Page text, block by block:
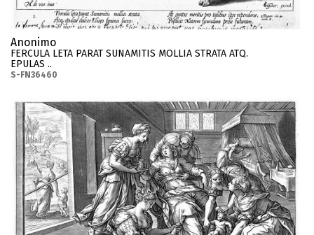
Anonimo
FERCULA LETA PARAT SUNAMITIS MOLLIA STRATA ATQ.
EPULAS ..
S-FN36460